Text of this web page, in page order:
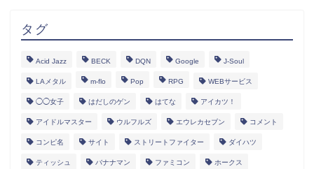
タグ
Acid Jazz BECK DQN Google J-Soul
LAメタル m-flo Pop RPG WEBサービス
◯◯女子 はだしのゲン はてな アイカツ！
アイドルマスター ウルフルズ エウレカセブン コメント
コンピ名 サイト ストリートファイター ダイハツ
ティッシュ バナナマン ファミコン ホークス